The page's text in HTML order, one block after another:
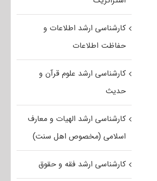
کارشناسی ارشد اطلاعات و
حفاظت اطلاعات
کارشناسی ارشد علوم قرآن و
حدیث
کارشناسی ارشد الهیات و معارف
اسلامی (مخصوص اهل سنت)
کارشناسی ارشد فقه و حقوق